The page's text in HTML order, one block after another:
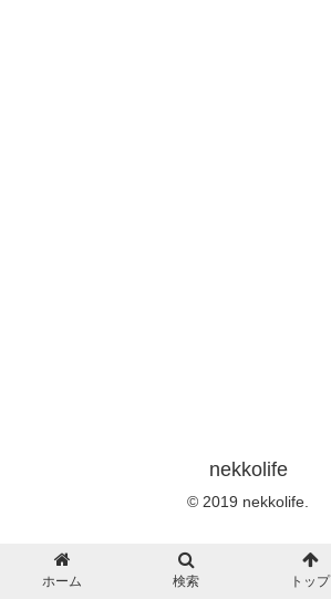
nekkolife
© 2019 nekkolife.
ホーム 検索 トップ